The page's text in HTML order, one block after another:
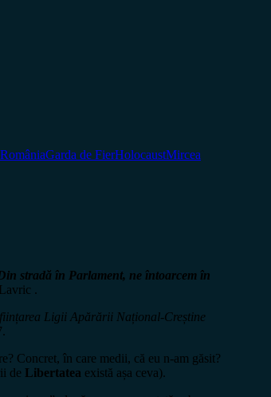
Garda de FierHolocaustMircea
stradă în Parlament, ne întoarcem în
.
Ligii Apărării Național-Creștine
Concret, în care medii, că eu n-am găsit?
de Libertatea există așa ceva).